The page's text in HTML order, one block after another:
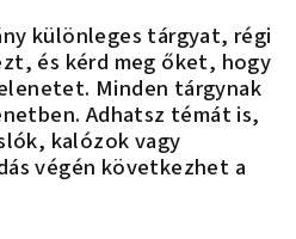
különleges tárgyat, régi
és kérd meg őket, hogy
Minden tárgynak
Adhatsz témát is,
kalózok vagy
végén következhet a